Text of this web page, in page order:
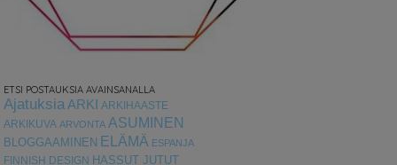
ETSI POSTAUKSIA AVAINSANALLA
Ajatuksia ARKI ARKIHAASTE
ARKIKUVA ARVONTA ASUMINEN
BLOGGAAMINEN ELÄMÄ ESPANJA
FINNISH DESIGN HASSUT JUTUT